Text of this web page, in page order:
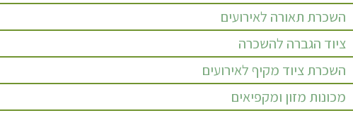
השכרת תאורה לאירועים
ציוד הגברה להשכרה
השכרת ציוד מקיף לאירועים
מכונות מזון ומקפיאים